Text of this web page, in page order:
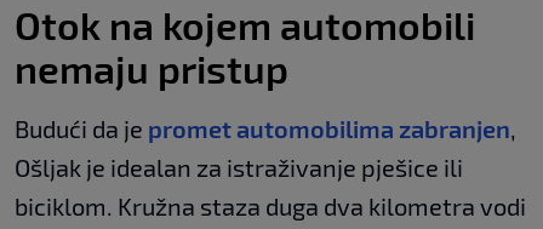
Otok na kojem automobili
nemaju pristup
Budući da je promet automobilima zabranjen,
Ošljak je idealan za istraživanje pješice ili
biciklom. Kružna staza duga dva kilometra vodi